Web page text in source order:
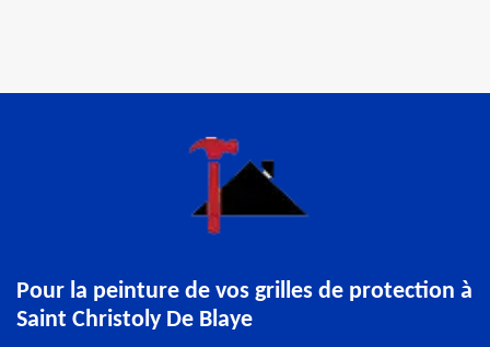
Pour la peinture de vos grilles de protection à
Saint Christoly De Blaye